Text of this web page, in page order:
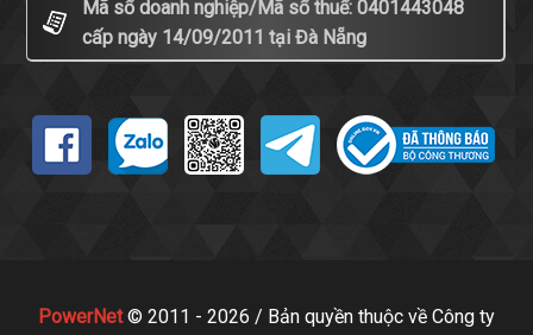
Mã số doanh nghiệp/Mã số thuế: 0401443048
cấp ngày 14/09/2011 tại Đà Nẵng
PowerNet© 2011 - 2026 / Bản quyền thuộc về Công ty